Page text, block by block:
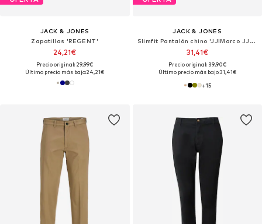
JACK & JONES
Zapatillas 'REGENT'
24,21€
Precio original: 29,99€
Último precio más bajo:24,21€
JACK & JONES
Slimfit Pantalón chino 'JJIMarco JJBowie'
31,41€
Precio original: 39,90€
Último precio más bajo:31,41€
+15